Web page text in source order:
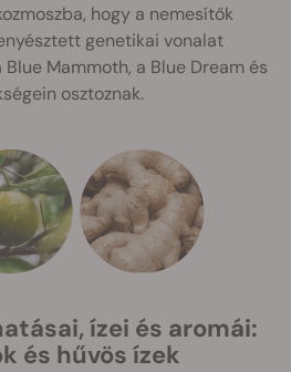
hogy a nemesítők
genetikai vonalat
Mammoth, a Blue Dream és
osztoznak.
ízei és aromái:
és hűvös ízek